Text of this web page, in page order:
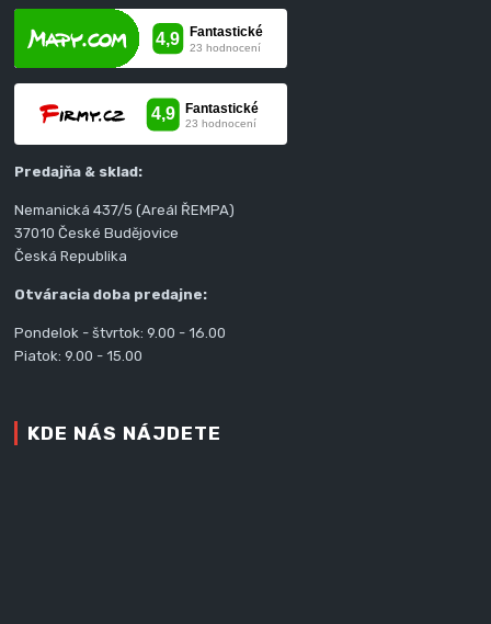
Predajňa & sklad:
Nemanická 437/5 (Areál ŘEMPA)
37010 České Budějovice
Česká Republika
Otváracia doba predajne:
Pondelok - štvrtok: 9.00 - 16.00
Piatok: 9.00 - 15.00
KDE NÁS NÁJDETE